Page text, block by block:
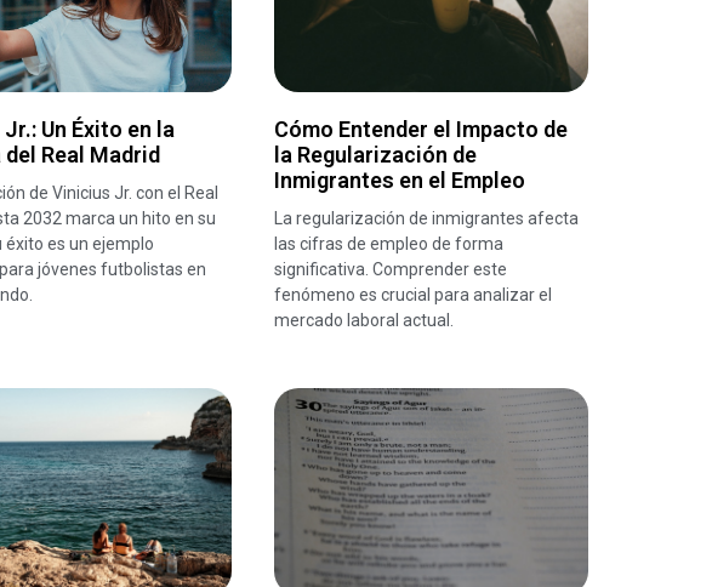
Un Éxito en la
Real Madrid
de Vinicius Jr. con el Real
2032 marca un hito en su
éxito es un ejemplo
jóvenes futbolistas en
Cómo Entender el Impacto de
la Regularización de
Inmigrantes en el Empleo
La regularización de inmigrantes afecta
las cifras de empleo de forma
significativa. Comprender este
fenómeno es crucial para analizar el
mercado laboral actual.